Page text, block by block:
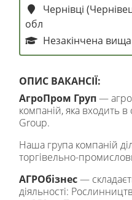
Чернівці
обл
Незакінчена вища
ОПИС ВАКАНСІЇ:
АгроПром Груп—
компаній, яка входить
Group.
Наша група компаній
торгівельно-
АГРОбізнес—
діяльності: